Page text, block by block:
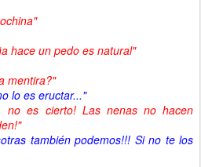
hace un pedo es natural"
mentira?"
lo es eructar..."
no es cierto! Las nenas no hacen
también podemos!!! Si no te los